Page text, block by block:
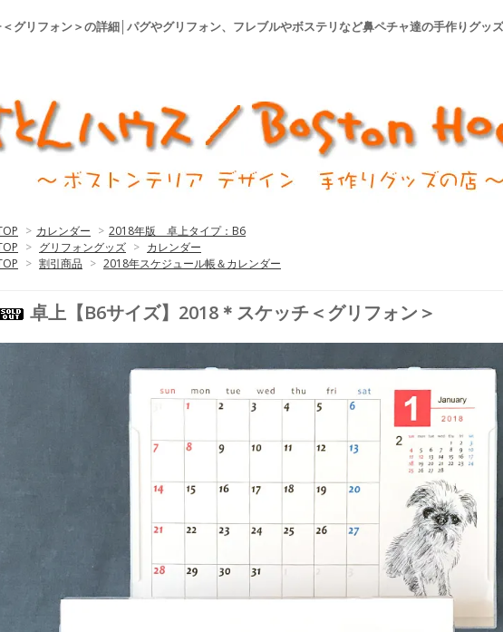
グリフォン＞の詳細│パグやグリフォン、フレブルやボステリなど鼻ペチャ達の手作りグッズ
> カレンダー > 2018年版 卓上タイプ：B6
> グリフォングッズ > カレンダー
> 割引商品 > 2018年スケジュール帳＆カレンダー
卓上【B6サイズ】2018＊スケッチ＜グリフォン＞